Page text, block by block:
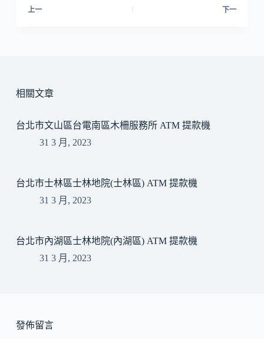
上一 下一
相關文章
台北市文山區台電南區木柵服務所 ATM 提款機
31 3 月, 2023
台北市士林區士林地院(士林區) ATM 提款機
31 3 月, 2023
台北市內湖區士林地院(內湖區) ATM 提款機
31 3 月, 2023
發佈留言